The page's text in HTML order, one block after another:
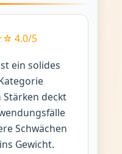
4.0/5
ein solides
deckt
Schwächen
Gewicht.